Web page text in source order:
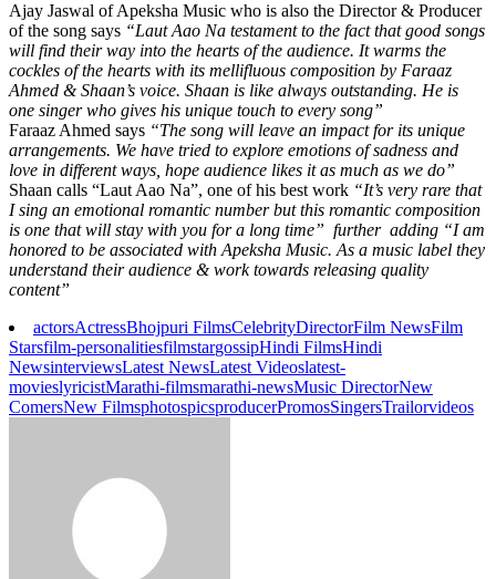
Ajay Jaswal of Apeksha Music who is also the Director & Producer
of the song says “Laut Aao Na testament to the fact that good songs
will find their way into the hearts of the audience. It warms the
cockles of the hearts with its mellifluous composition by Faraaz
Ahmed & Shaan’s voice. Shaan is like always outstanding. He is
one singer who gives his unique touch to every song”
Faraaz Ahmed says “The song will leave an impact for its unique
arrangements. We have tried to explore emotions of sadness and
love in different ways, hope audience likes it as much as we do”
Shaan calls “Laut Aao Na”, one of his best work “It’s very rare that
I sing an emotional romantic number but this romantic composition
is one that will stay with you for a long time” further adding “I am
honored to be associated with Apeksha Music. As a music label they
understand their audience & work towards releasing quality
content”
actorsActressBhojpuri FilmsCelebrityDirectorFilm NewsFilm
Starsfilm-personalitiesfilmstargossipHindi FilmsHindi
NewsinterviewsLatest NewsLatest Videoslatest-
movieslyricistMarathi-filmsmarathi-newsMusic DirectorNew
ComersNew FilmsphotospicsproducerPromosSingersTrailorvideos